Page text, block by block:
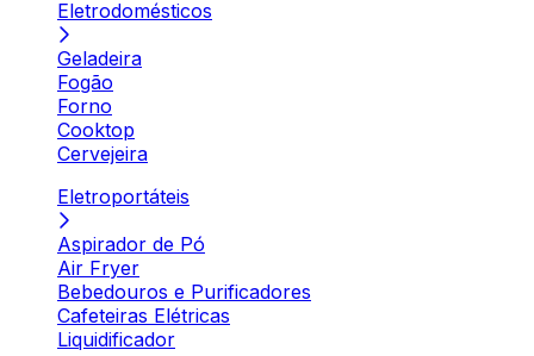
Eletrodomésticos
Geladeira
Fogão
Forno
Cooktop
Cervejeira
Eletroportáteis
Aspirador de Pó
Air Fryer
Bebedouros e Purificadores
Cafeteiras Elétricas
Liquidificador